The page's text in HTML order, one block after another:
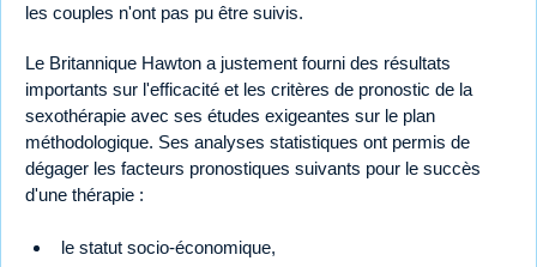
les couples n'ont pas pu être suivis.
Le Britannique Hawton a justement fourni des résultats
importants sur l'efficacité et les critères de pronostic de la
sexothérapie avec ses études exigeantes sur le plan
méthodologique. Ses analyses statistiques ont permis de
dégager les facteurs pronostiques suivants pour le succès
d'une thérapie :
le statut socio-économique,